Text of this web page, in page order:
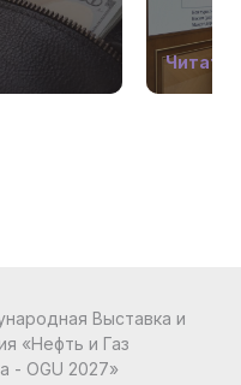
Читать
Выставка и
«Нефть и Газ
- OGU 2027»